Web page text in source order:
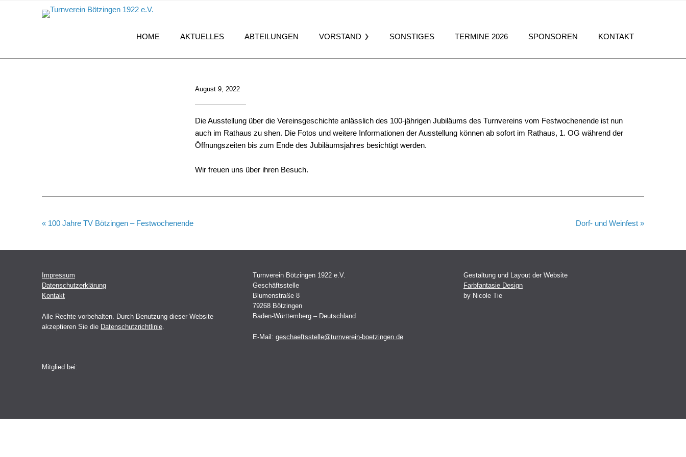
HOME AKTUELLES ABTEILUNGEN VORSTAND SONSTIGES TERMINE 2026 SPONSOREN KONTAKT
August 9, 2022
Die Ausstellung über die Vereinsgeschichte anlässlich des 100-jährigen Jubiläums des Turnvereins vom Festwochenende ist nun
auch im Rathaus zu shen. Die Fotos und weitere Informationen der Ausstellung können ab sofort im Rathaus, 1. OG während der
Öffnungszeiten bis zum Ende des Jubiläumsjahres besichtigt werden.
Wir freuen uns über ihren Besuch.
« 100 Jahre TV Bötzingen – Festwochenende Dorf- und Weinfest »
Impressum
Datenschutzerklärung
Kontakt
Alle Rechte vorbehalten. Durch Benutzung dieser Website
akzeptieren Sie die Datenschutzrichtlinie
Mitglied bei:
Turnverein Bötzingen 1922 e.V.
Geschäftsstelle
Blumenstraße 8
79268 Bötzingen
Baden-Württemberg – Deutschland
E-Mail: geschaeftsstelle@turnverein-boetzingen.de
Gestaltung und Layout der Website
Farbfantasie Design
by Nicole Tie